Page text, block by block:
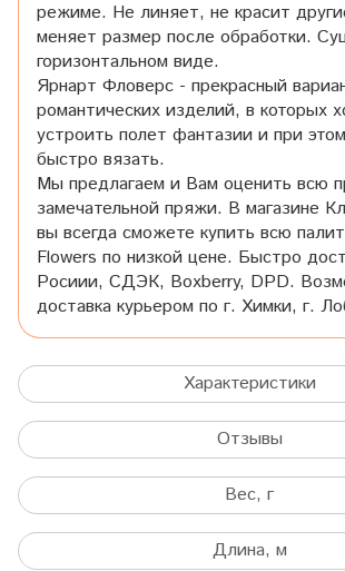
режиме. Не линяет, не красит
меняет размер после обработки.
горизонтальном виде.
Ярнарт Фловерс - прекрасный
романтических изделий, в которых
устроить полет фантазии и при
быстро вязать.
Мы предлагаем и Вам оценить всю
замечательной пряжи. В магазине
вы всегда сможете купить всю
Flowers по низкой цене. Быстро
Росиии, СДЭК, Boxberry, DPD.
доставка курьером по г. Химки, г.
Характеристики
Отзывы
Вес, г
Длина, м